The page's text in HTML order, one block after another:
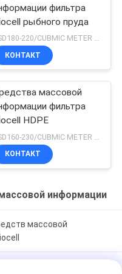
фильтра
рыбного пруда
USD180-220/CUBMIC METER MOQ:1CubmicMeter
КОНТАКТ
массовой
фильтра
HDPE
КОНТАКТ
информации
массовой
НАДЗОРУ ЗА